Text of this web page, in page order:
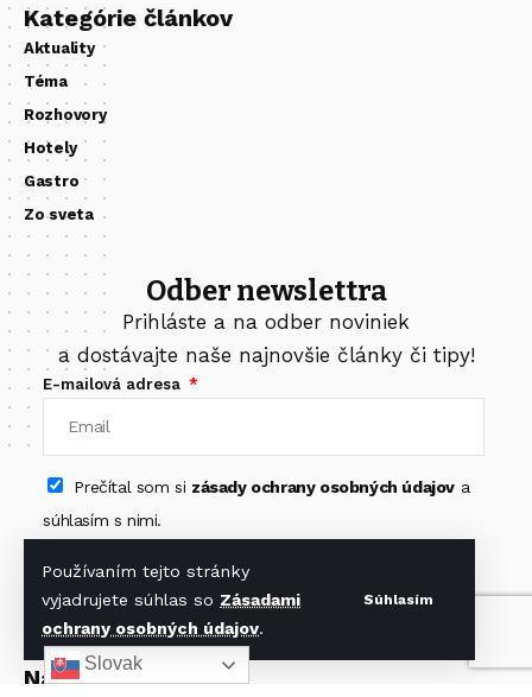
Používaním tejto stránky
vyjadrujete súhlas so Zásadami
ochrany osobných údajov.
Súhlasím
Kategórie článkov
Aktuality
Téma
Rozhovory
Hotely
Gastro
Zo sveta
Odber newslettra
Prihláste a na odber noviniek
a dostávajte naše najnovšie články či tipy!
E-mailová adresa
Prečítal som si zásady ochrany osobných údajova
súhlasím s nimi.
Odoberať newsletter
Nájdete nás na
Slovak